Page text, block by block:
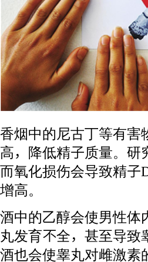
香烟中的尼古丁等有害
高，降低精子质量。研
而氧化损伤会导致精子
增高。
酒中的乙醇会使男性体
丸发育不全，甚至导致
酒也会使睾丸对雌激素